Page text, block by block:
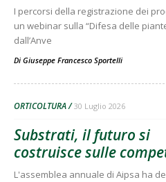
I percorsi della registrazione dei
un webinar sulla “Difesa delle
dall’Anve
Di Giuseppe Francesco Sportelli
ORTICOLTURA 30 Luglio 2026
Substrati, il futuro si
costruisce sulle
L'assemblea annuale di Aipsa ha